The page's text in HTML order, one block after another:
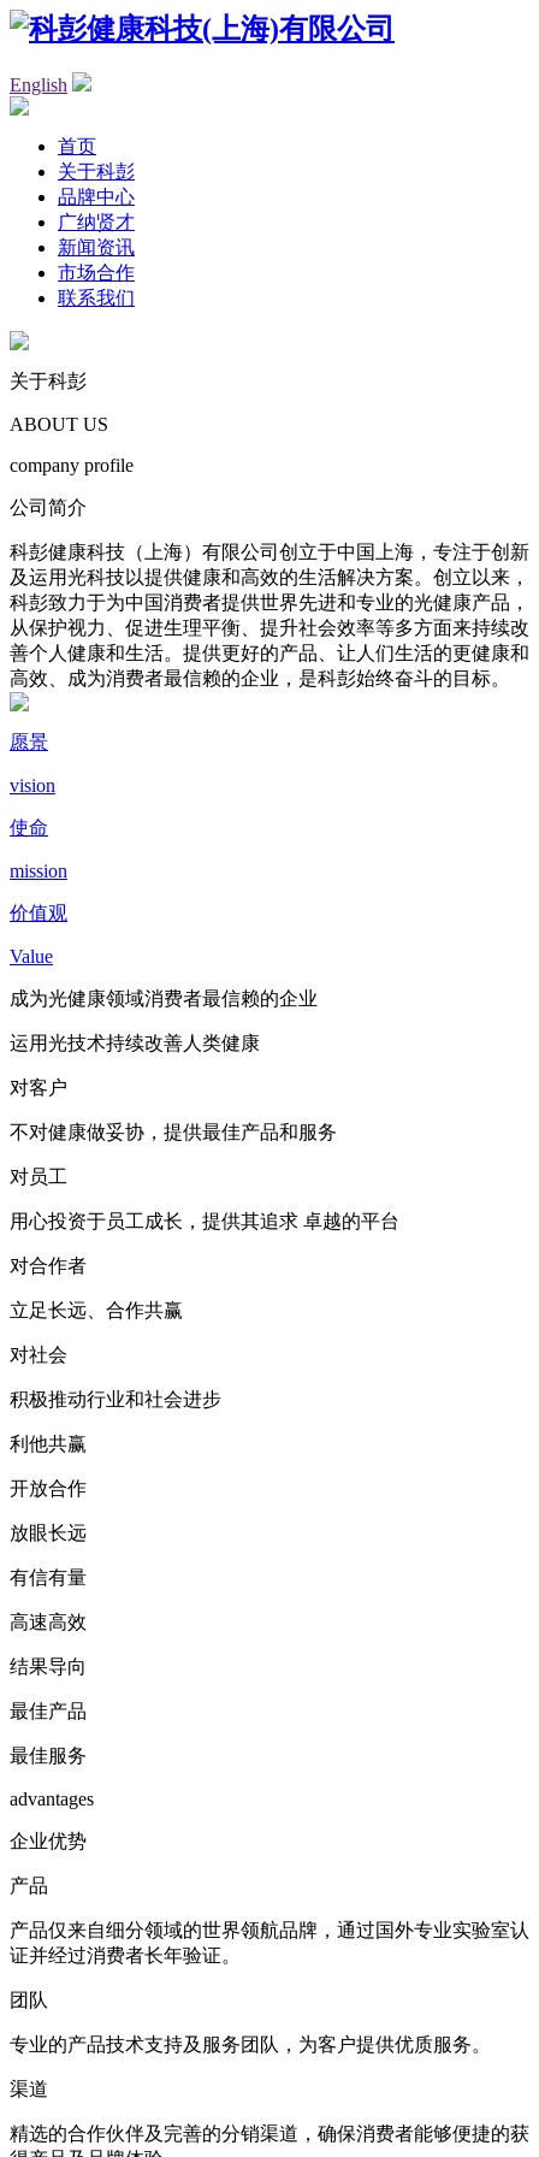
English
首页
关于科彭
品牌中心
广纳贤才
新闻资讯
市场合作
联系我们
关于科彭
ABOUT US
company profile
公司简介
科彭健康科技（上海）有限公司创立于中国上海，专注于创新
及运用光科技以提供健康和高效的生活解决方案。创立以来，
科彭致力于为中国消费者提供世界先进和专业的光健康产品，
从保护视力、促进生理平衡、提升社会效率等多方面来持续改
善个人健康和生活。提供更好的产品、让人们生活的更健康和
高效、成为消费者最信赖的企业，是科彭始终奋斗的目标。
愿景
vision
使命
mission
价值观
Value
成为光健康领域消费者最信赖的企业
运用光技术持续改善人类健康
对客户
不对健康做妥协，提供最佳产品和服务
对员工
用心投资于员工成长，提供其追求 卓越的平台
对合作者
立足长远、合作共赢
对社会
积极推动行业和社会进步
利他共赢
开放合作
放眼长远
有信有量
高速高效
结果导向
最佳产品
最佳服务
advantages
企业优势
产品
产品仅来自细分领域的世界领航品牌，通过国外专业实验室认
证并经过消费者长年验证。
团队
专业的产品技术支持及服务团队，为客户提供优质服务。
渠道
精选的合作伙伴及完善的分销渠道，确保消费者能够便捷的获